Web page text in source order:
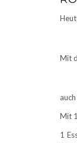
Mit
Mit
1